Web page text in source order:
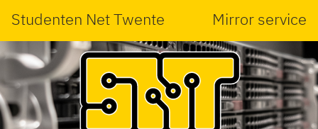
Studenten Net Twente Mirror service